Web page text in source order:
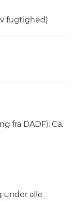
fugtighed)
fra DADF): Ca.
under alle